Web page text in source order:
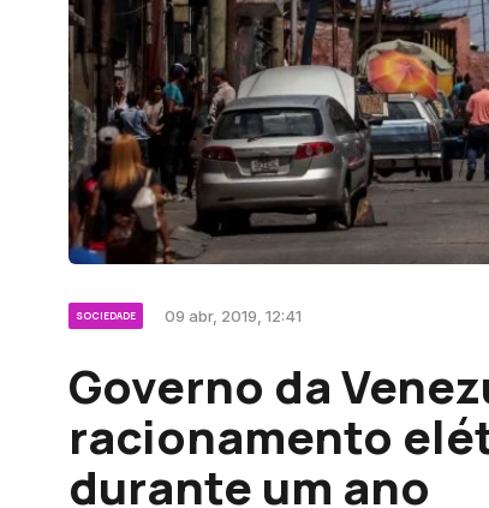
SOCIEDADE 09 abr, 2019, 12:41
Governo da
racionamento
durante um ano